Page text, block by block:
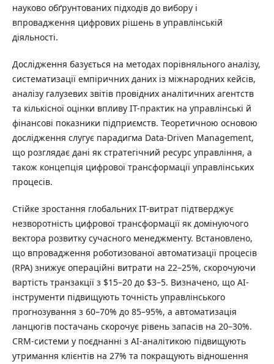
науково обґрунтованих підходів до вибору і
впровадження цифрових рішень в управлінській
діяльності.
Дослідження базується на методах порівняльного аналізу,
систематизації емпіричних даних із міжнародних кейсів,
аналізу галузевих звітів провідних аналітичних агентств
та кількісної оцінки впливу ІТ-практик на управлінські й
фінансові показники підприємств. Теоретичною основою
дослідження слугує парадигма Data-Driven Management,
що розглядає дані як стратегічний ресурс управління, а
також концепція цифрової трансформації управлінських
процесів.
Стійке зростання глобальних ІТ-витрат підтверджує
незворотність цифрової трансформації як домінуючого
вектора розвитку сучасного менеджменту. Встановлено,
що впровадження роботизованої автоматизації процесів
(RPA) знижує операційні витрати на 22–25%, скорочуючи
вартість транзакції з $15–20 до $3–5. Визначено, що AI-
інструменти підвищують точність управлінського
прогнозування з 60–70% до 85–95%, а автоматизація
ланцюгів постачань скорочує рівень запасів на 20–30%.
CRM-системи у поєднанні з AI-аналітикою підвищують
утримання клієнтів на 27% та покращують відношення